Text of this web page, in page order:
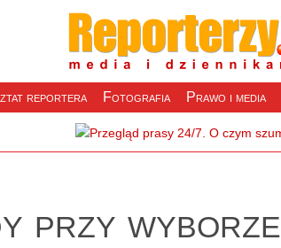
reportera Fotografia Prawo i media
przy wyborze